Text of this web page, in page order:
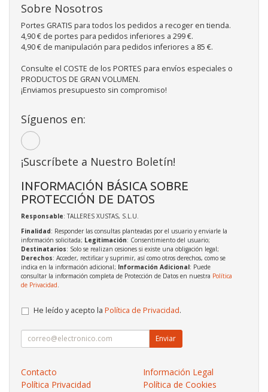
Sobre Nosotros
Portes GRATIS para todos los pedidos a recoger en tienda.
4,90 € de portes para pedidos inferiores a 299 €.
4,90 € de manipulación para pedidos inferiores a 85 €.
Consulte el COSTE de los PORTES para envíos especiales o
PRODUCTOS DE GRAN VOLUMEN.
¡Enviamos presupuesto sin compromiso!
Síguenos en:
¡Suscríbete a Nuestro Boletín!
INFORMACIÓN BÁSICA SOBRE
PROTECCIÓN DE DATOS
Responsable: TALLERES XUSTAS, S.L.U.
Finalidad: Responder las consultas planteadas por el usuario y enviarle la
información solicitada; Legitimación: Consentimiento del usuario;
Destinatarios: Solo se realizan cesiones si existe una obligación legal;
Derechos: Acceder, rectificar y suprimir, así como otros derechos, como se
indica en la información adicional; Información Adicional: Puede
consultar la información completa de Protección de Datos en nuestra Política
de Privacidad
He leído y acepto la Política de Privacidad.
Enviar
Contacto
Información Legal
Política Privacidad
Política de Cookies